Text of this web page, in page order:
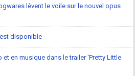
lèvent le voile sur le nouvel opus
disponible
et en musique dans le trailer 'Pretty Little